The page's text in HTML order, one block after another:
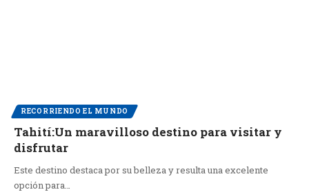
RECORRIENDO EL MUNDO
Tahití:Un maravilloso destino para visitar y
disfrutar
Este destino destaca por su belleza y resulta una excelente
opción para…